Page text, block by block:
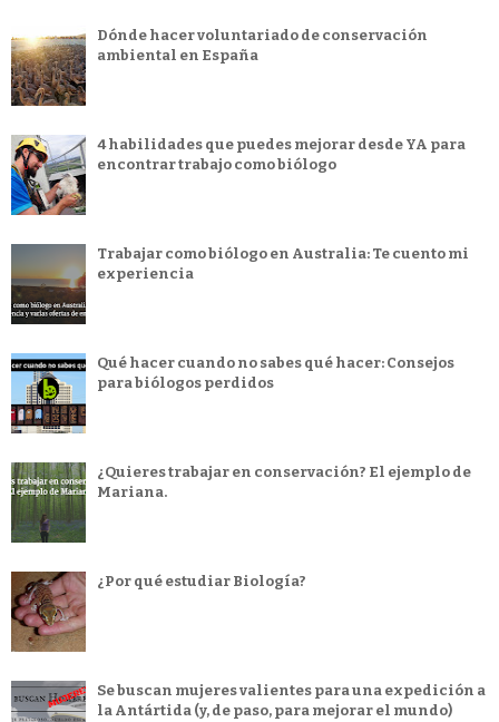
Dónde hacer voluntariado de conservación
ambiental en España
4 habilidades que puedes mejorar desde YA para
encontrar trabajo como biólogo
Trabajar como biólogo en Australia: Te cuento mi
experiencia
Qué hacer cuando no sabes qué hacer: Consejos
para biólogos perdidos
¿Quieres trabajar en conservación? El ejemplo de
Mariana.
¿Por qué estudiar Biología?
Se buscan mujeres valientes para una expedición a
la Antártida (y, de paso, para mejorar el mundo)